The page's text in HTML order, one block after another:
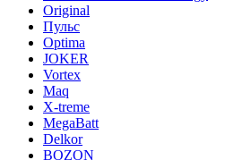
Original
Пульс
Optima
JOKER
Vortex
Maq
X-treme
MegaBatt
Delkor
BOZON